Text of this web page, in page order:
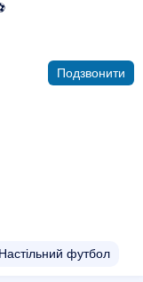
Подзвонити
Настільний футбол